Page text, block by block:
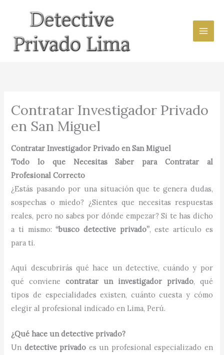
contenido
Contratar Investigador Privado
en San Miguel
Contratar Investigador Privado en San Miguel
Todo lo que Necesitas Saber para Contratar al
Profesional Correcto
¿Estás pasando por una situación que te genera dudas,
sospechas o miedo? ¿Sientes que necesitas respuestas
reales, pero no sabes por dónde empezar? Si te has dicho
a ti mismo:“busco detective privado”, este artículo es
para ti.
Aquí descubrirás qué hace un detective, cuándo y por
qué convienecontratar un investigador privado, qué
tipos de especialidades existen, cuánto cuesta y cómo
elegir al profesional indicado en Lima, Perú.
¿Qué hace un detective privado?
Un detective privado es un profesional especializado en